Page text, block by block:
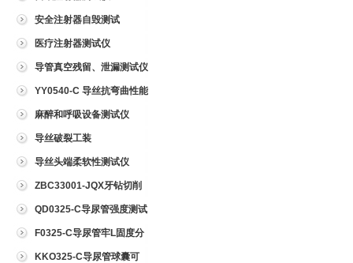
安全注射器自毁测试
医疗注射器测试仪
导管真空残留、泄漏测试仪
YY0540-C 导丝抗弯曲性能
测试仪麻醉和呼吸设备测试仪
导丝破裂工装
导丝头端柔软性测试仪
ZBC33001-JQX牙钻切削
试验仪QD0325-C导尿管强度测试
仪
F0325-C导尿管牢L固度分
离力测试仪
KKO325-C导尿管球囊可